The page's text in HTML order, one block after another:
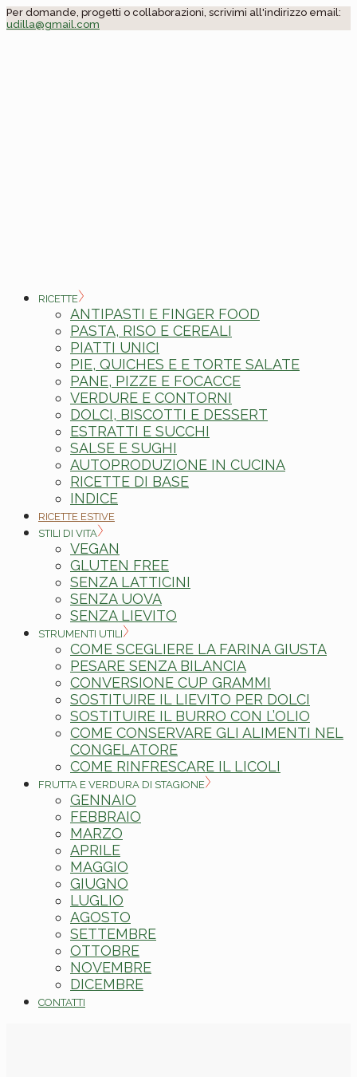
Skip
to
Per domande, progetti o collaborazioni, scrivimi all'indirizzo email:
udilla@gmail.com
RICETTE
ANTIPASTI E FINGER FOOD
PASTA, RISO E CEREALI
PIATTI UNICI
PIE, QUICHES E E TORTE SALATE
PANE, PIZZE E FOCACCE
VERDURE E CONTORNI
DOLCI, BISCOTTI E DESSERT
ESTRATTI E SUCCHI
SALSE E SUGHI
AUTOPRODUZIONE IN CUCINA
RICETTE DI BASE
INDICE
RICETTE ESTIVE
STILI DI VITA
VEGAN
GLUTEN FREE
SENZA LATTICINI
SENZA UOVA
SENZA LIEVITO
STRUMENTI UTILI
COME SCEGLIERE LA FARINA GIUSTA
PESARE SENZA BILANCIA
CONVERSIONE CUP GRAMMI
SOSTITUIRE IL LIEVITO PER DOLCI
SOSTITUIRE IL BURRO CON L’OLIO
COME CONSERVARE GLI ALIMENTI NEL
CONGELATORE
COME RINFRESCARE IL LICOLI
FRUTTA E VERDURA DI STAGIONE
GENNAIO
FEBBRAIO
MARZO
APRILE
MAGGIO
GIUGNO
LUGLIO
AGOSTO
SETTEMBRE
OTTOBRE
NOVEMBRE
DICEMBRE
CONTATTI